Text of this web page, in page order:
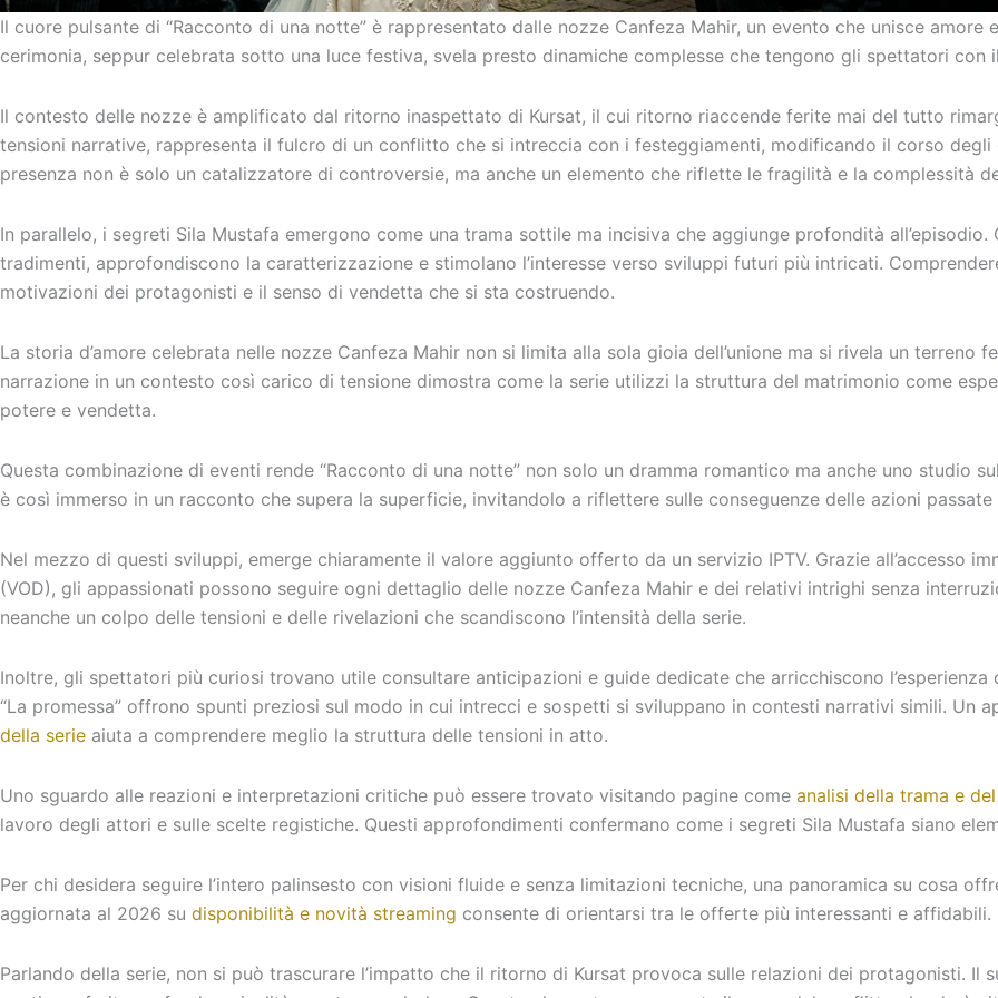
Il cuore pulsante di “Racconto di una notte” è rappresentato dalle nozze Canfeza Mahir, un evento che unisce
cerimonia, seppur celebrata sotto una luce festiva, svela presto dinamiche complesse che tengono gli spettatori con
Il contesto delle nozze è amplificato dal ritorno inaspettato di Kursat, il cui ritorno riaccende ferite mai del tutto
tensioni narrative, rappresenta il fulcro di un conflitto che si intreccia con i festeggiamenti, modificando il corso
presenza non è solo un catalizzatore di controversie, ma anche un elemento che riflette le fragilità e la complessità
In parallelo, i segreti Sila Mustafa emergono come una trama sottile ma incisiva che aggiunge profondità
tradimenti, approfondiscono la caratterizzazione e stimolano l’interesse verso sviluppi futuri più intricati.
motivazioni dei protagonisti e il senso di vendetta che si sta costruendo.
La storia d’amore celebrata nelle nozze Canfeza Mahir non si limita alla sola gioia dell’unione ma si rivela un
narrazione in un contesto così carico di tensione dimostra come la serie utilizzi la struttura del matrimonio come
potere e vendetta.
Questa combinazione di eventi rende “Racconto di una notte” non solo un dramma romantico ma anche uno studio
è così immerso in un racconto che supera la superficie, invitandolo a riflettere sulle conseguenze delle azioni
Nel mezzo di questi sviluppi, emerge chiaramente il valore aggiunto offerto da un servizio IPTV. Grazie all’accesso
(VOD), gli appassionati possono seguire ogni dettaglio delle nozze Canfeza Mahir e dei relativi intrighi senza
neanche un colpo delle tensioni e delle rivelazioni che scandiscono l’intensità della serie.
Inoltre, gli spettatori più curiosi trovano utile consultare anticipazioni e guide dedicate che arricchiscono
“La promessa” offrono spunti preziosi sul modo in cui intrecci e sospetti si sviluppano in contesti narrativi simili. Un
della serie aiuta a comprendere meglio la struttura delle tensioni in atto.
Uno sguardo alle reazioni e interpretazioni critiche può essere trovato visitando pagine come analisi della trama e
lavoro degli attori e sulle scelte registiche. Questi approfondimenti confermano come i segreti Sila Mustafa siano
Per chi desidera seguire l’intero palinsesto con visioni fluide e senza limitazioni tecniche, una panoramica su cosa
aggiornata al 2026 su disponibilità e novità streaming consente di orientarsi tra le offerte più interessanti e affidabili.
Parlando della serie, non si può trascurare l’impatto che il ritorno di Kursat provoca sulle relazioni dei protagonisti.